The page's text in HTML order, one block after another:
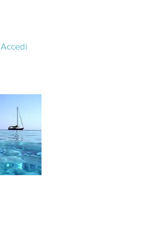
Accedi